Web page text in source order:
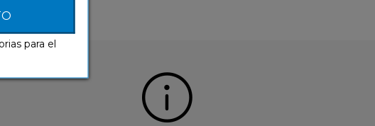
para el